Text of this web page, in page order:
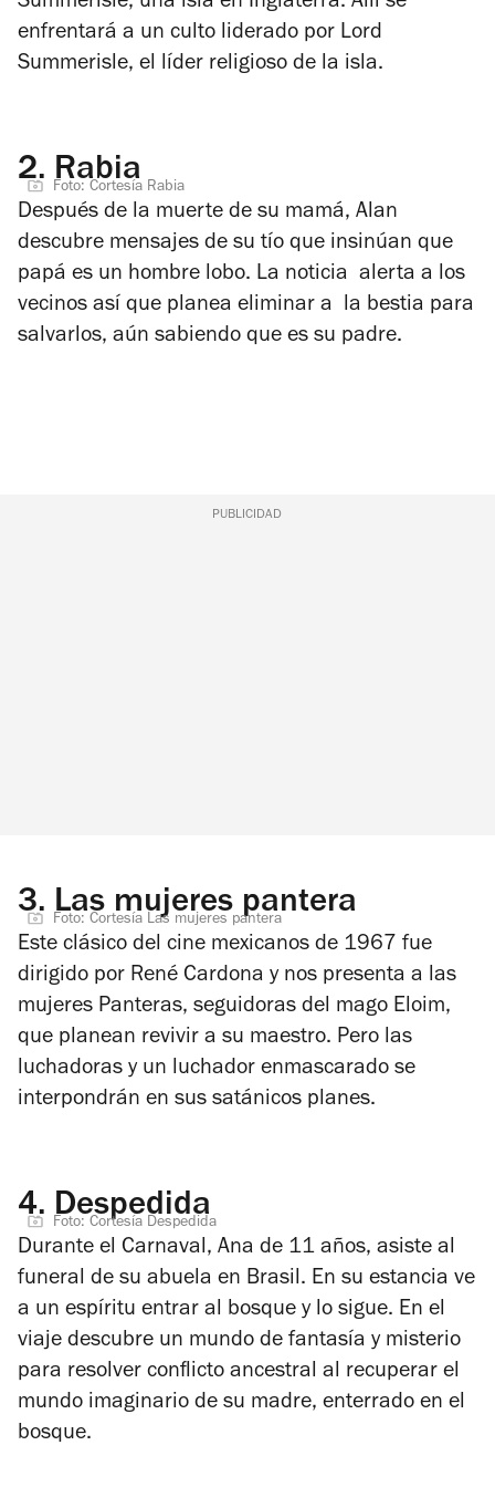
enfrentará a un culto liderado por Lord
Summerisle, el líder religioso de la isla.
2. Rabia
Foto: Cortesía Rabia
Después de la muerte de su mamá, Alan
descubre mensajes de su tío que insinúan que
papá es un hombre lobo. La noticia alerta a los
vecinos así que planea eliminar a la bestia para
salvarlos, aún sabiendo que es su padre.
PUBLICIDAD
3. Las mujeres pantera
Foto: Cortesía Las mujeres pantera
Este clásico del cine mexicanos de 1967 fue
dirigido por René Cardona y nos presenta a las
mujeres Panteras, seguidoras del mago Eloim,
que planean revivir a su maestro. Pero las
luchadoras y un luchador enmascarado se
interpondrán en sus satánicos planes.
4. Despedida
Foto: Cortesía Despedida
Durante el Carnaval, Ana de 11 años, asiste al
funeral de su abuela en Brasil. En su estancia ve
a un espíritu entrar al bosque y lo sigue. En el
viaje descubre un mundo de fantasía y misterio
para resolver conflicto ancestral al recuperar el
mundo imaginario de su madre, enterrado en el
bosque.